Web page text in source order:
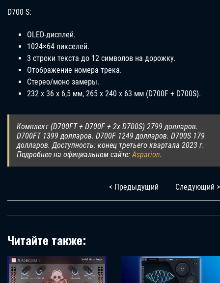
D700 S:
OLED-дисплей.
1024×64 пикселей.
3 строки текста до 12 символов на дорожку.
Отображение номера трека.
Стерео/моно замеры.
232 х 36 х 6,5 мм, 265 х 240 х 63 мм (D700F + D700S).
Комплект (D700FT + D700F + 2x D700S) 2799 долларов.
D700FT 1399 долларов. D700F 1249 долларов. D700S 179
долларов. Доступность: конец третьего квартала 2023 г.
Подробнее на официальном сайте:Asparion.
< Предыдущий Следующий >
Читайте также: